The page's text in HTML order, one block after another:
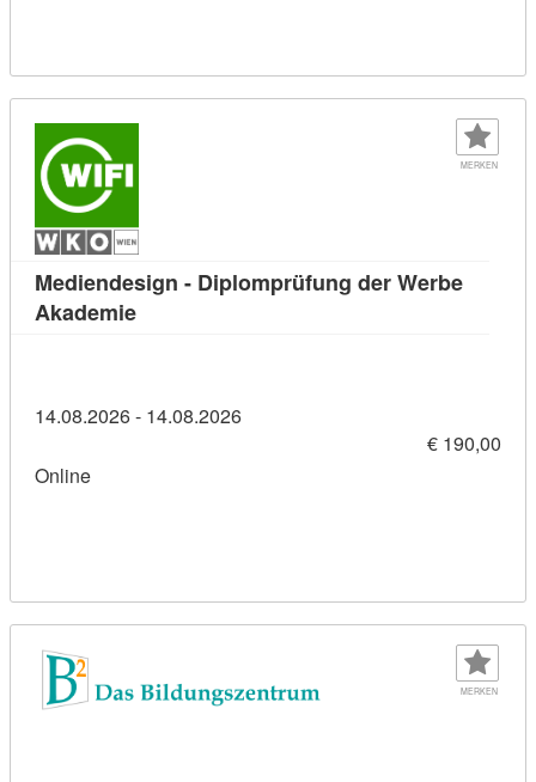
MERKEN
Mediendesign - Diplomprüfung der Werbe
AkademieKursdetail: Mediendesign - Diplomprüfung
14.08.2026 - 14.08.2026
€ 190,00
Online
MERKEN